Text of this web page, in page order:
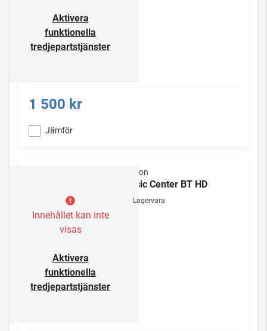
Aktivera
funktionella
tredjepartstjänster
1 500 kr
Jämför
Innehållet kan inte
visas
Aktivera
funktionella
tredjepartstjänster
Elipson
Music Center BT HD
Lagervara